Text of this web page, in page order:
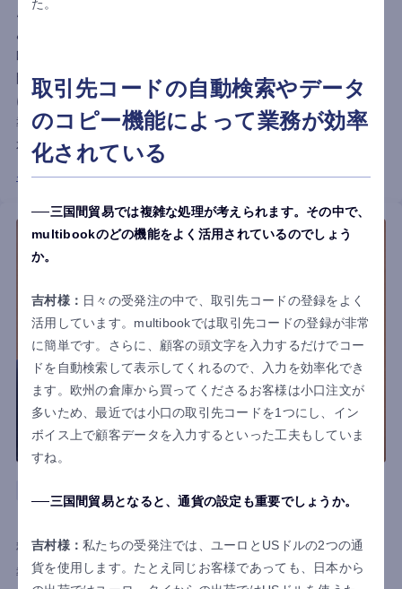
点として2020年に設立したのが、ドイツのデュッセルドルフに
あるNICHIBAN EUROPE GmbH.です。
欧州全域からアフリカ、中東までをカバーする同社は、「三国
間貿易」の販売形態をとっており、運営を効率的に行うため
に、ITインフラとしてグローバルクラウドERP『multibook』を
導入。今回は、NICHIBAN EUROPE GmbH.の橘様、吉村様、山
本様に、multibookの活用効果や今後の展望などを伺いました。
インタビュー詳細はこちら
利用国 イタリア
導入目的 見える化 業務負担軽減 基幹業務システム化
た。
取引先コードの自動検索やデータ
のコピー機能によって業務が効率
化されている
三国間貿易では複雑な処理が考えられます。その中で、
multibookのどの機能をよく活用されているのでしょう
か。
吉村様： 日々の受発注の中で、取引先コードの登録をよく
活用しています。multibookでは取引先コードの登録が非常
に簡単です。さらに、顧客の頭文字を入力するだけでコー
ドを自動検索して表示してくれるので、入力を効率化でき
ます。欧州の倉庫から買ってくださるお客様は小口注文が
多いため、最近では小口の取引先コードを1つにし、イン
ボイス上で顧客データを入力するといった工夫もしていま
すね。
三国間貿易となると、通貨の設定も重要でしょうか。
吉村様：私たちの受発注では、ユーロとUSドルの2つの通
貨を使用します。たとえ同じお客様であっても、日本から